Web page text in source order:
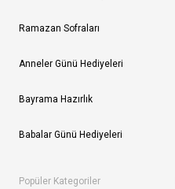
Ramazan Sofraları
Anneler Günü Hediyeleri
Bayrama Hazırlık
Babalar Günü Hediyeleri
Popüler Kategoriler